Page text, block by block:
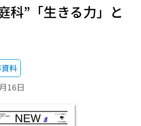
科”「生きる力」と
料
16日